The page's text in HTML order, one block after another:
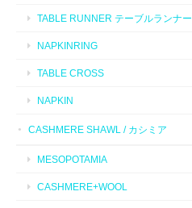
TABLE RUNNER テーブルランナー
NAPKINRING
TABLE CROSS
NAPKIN
CASHMERE SHAWL / カシミア
MESOPOTAMIA
CASHMERE+WOOL